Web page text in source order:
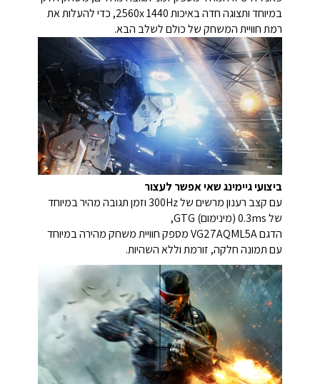
במיוחד ותצוגה חדה באיכות 2560x 1440, כדי להעלות את
רמת חוויית המשחק של כולם לשלב הבא.
ביצועי גיימינג שאי אפשר לעצור
עם קצב רענון מרשים של 300Hz וזמן תגובה מהיר במיוחד
של 0.3ms (מינימום) GTG,
הדגם VG27AQML5A מספק חוויית משחק מהירה במיוחד
עם תמונה חלקה, זורמת וללא השהיות.